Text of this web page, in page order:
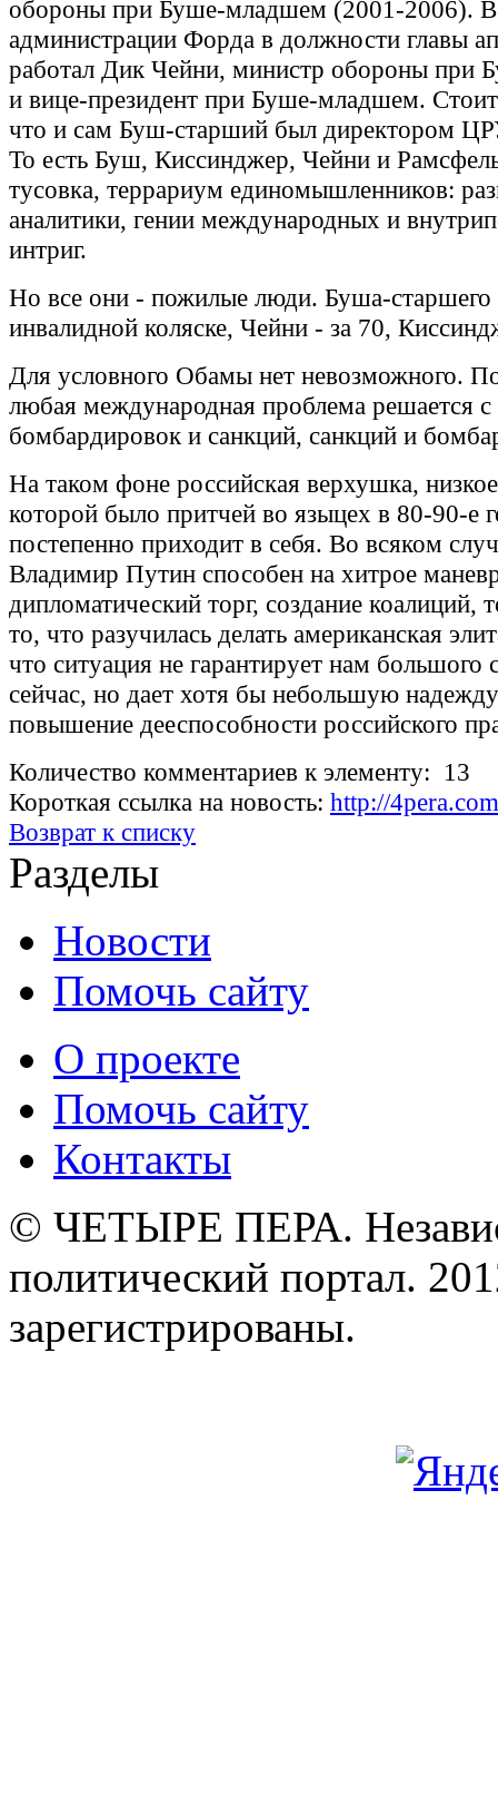
обороны при Буше-младшем (2001-2006).
администрации Форда в должности главы
работал Дик Чейни, министр обороны при
и вице-президент при Буше-младшем.
что и сам Буш-старший был директором
То есть Буш, Киссинджер, Чейни и
тусовка, террариум единомышленников:
аналитики, гении международных и
интриг.
Но все они - пожилые люди. Буша-старшего
инвалидной коляске, Чейни - за 70,
Для условного Обамы нет невозможного.
любая международная проблема решается
бомбардировок и санкций, санкций и
На таком фоне российская верхушка,
которой было притчей во языцех в 80-90-е
постепенно приходит в себя. Во всяком
Владимир Путин способен на хитрое
дипломатический торг, создание коалиций,
то, что разучилась делать американская
что ситуация не гарантирует нам большого
сейчас, но дает хотя бы небольшую
повышение дееспособности российского
Количество комментариев к элементу: 13
Короткая ссылка на новость: http://
Возврат к списку
Разделы
Новости
Помочь сайту
О проекте
Помочь сайту
Контакты
© ЧЕТЫРЕ ПЕРА.
политический портал.
зарегистрированы.